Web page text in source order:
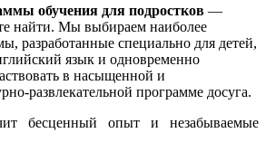
обучения для подростков —
найти. Мы выбираем наиболее
разработанные специально для детей,
язык и одновременно
в насыщенной и
развлекательной программе досуга.
бесценный опыт и незабываемые